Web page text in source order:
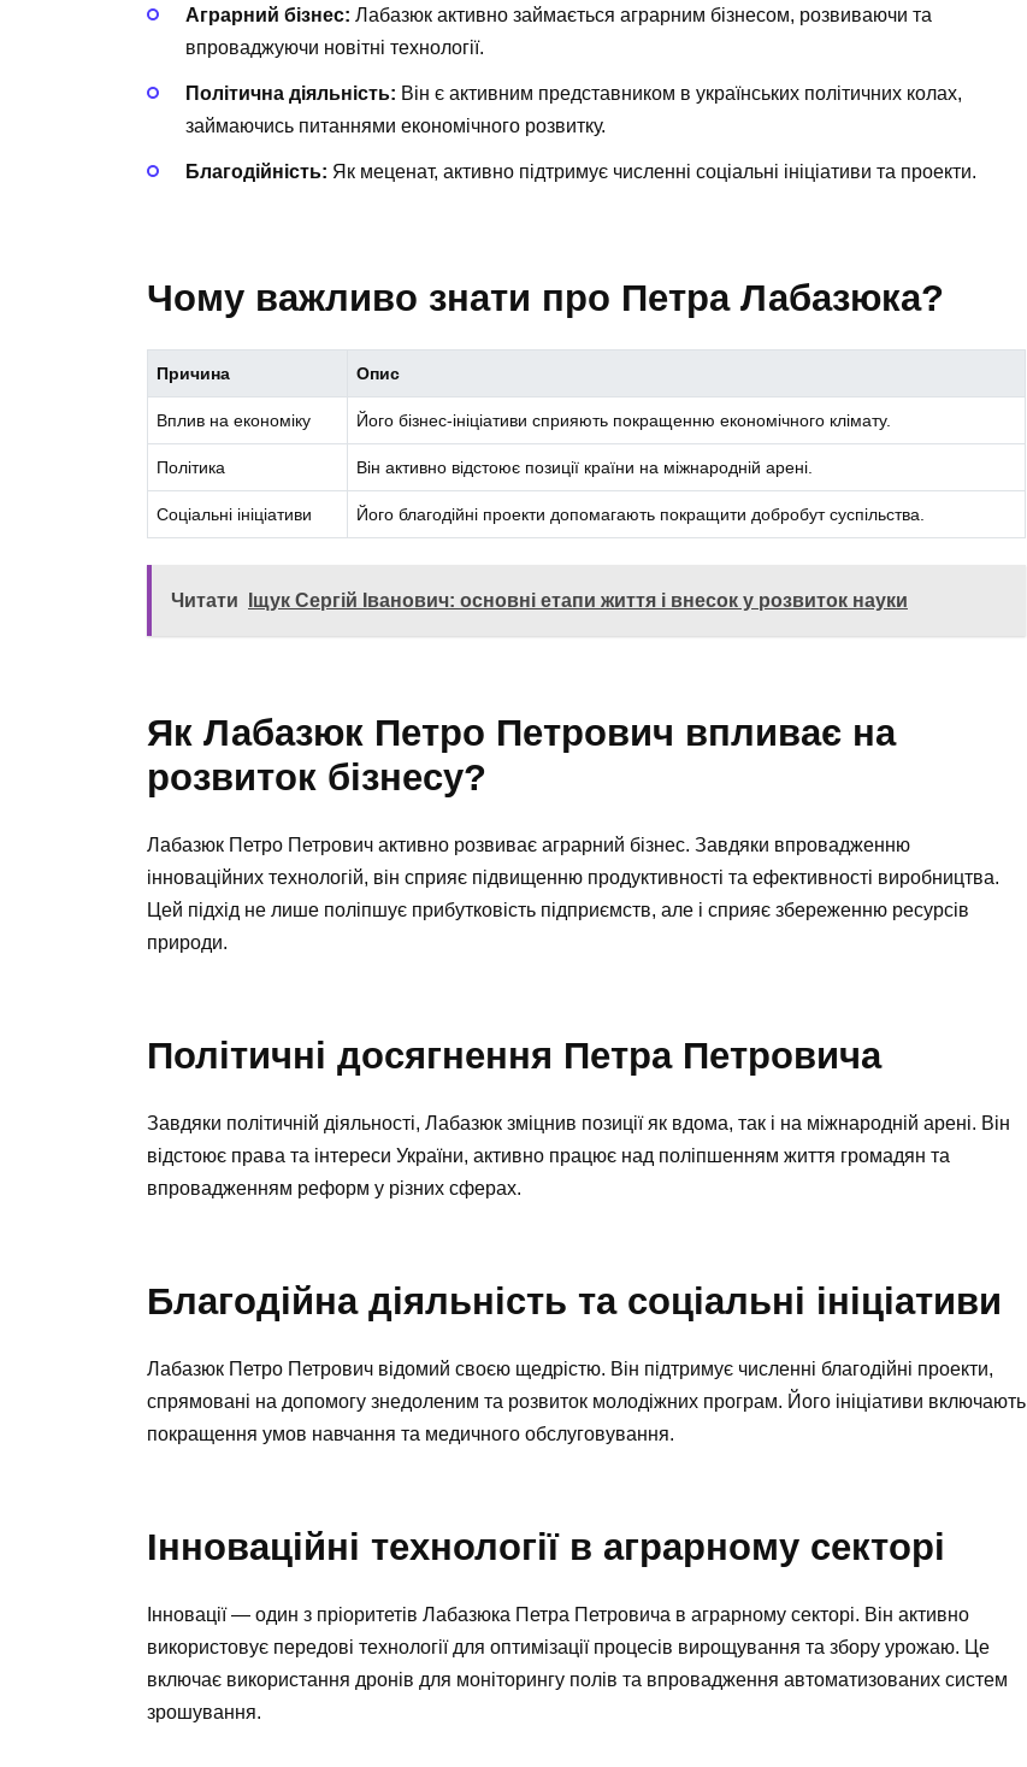
Аграрний бізнес: Лабазюк активно займається аграрним бізнесом, розвиваючи та
впроваджуючи новітні технології.
Політична діяльність: Він є активним представником в українських політичних колах,
займаючись питаннями економічного розвитку.
Благодійність: Як меценат, активно підтримує численні соціальні ініціативи та проекти.
Чому важливо знати про Петра Лабазюка?
Причина Опис
Вплив на економіку Його бізнес-ініціативи сприяють покращенню економічного клімату.
Політика Він активно відстоює позиції країни на міжнародній арені.
Соціальні ініціативи Його благодійні проекти допомагають покращити добробут суспільства.
Читати Іщук Сергій Іванович: основні етапи життя і внесок у розвиток науки
Як Лабазюк Петро Петрович впливає на
розвиток бізнесу?
Лабазюк Петро Петрович активно розвиває аграрний бізнес. Завдяки впровадженню
інноваційних технологій, він сприяє підвищенню продуктивності та ефективності виробництва.
Цей підхід не лише поліпшує прибутковість підприємств, але і сприяє збереженню ресурсів
природи.
Політичні досягнення Петра Петровича
Завдяки політичній діяльності, Лабазюк зміцнив позиції як вдома, так і на міжнародній арені. Він
відстоює права та інтереси України, активно працює над поліпшенням життя громадян та
впровадженням реформ у різних сферах.
Благодійна діяльність та соціальні ініціативи
Лабазюк Петро Петрович відомий своєю щедрістю. Він підтримує численні благодійні проекти,
спрямовані на допомогу знедоленим та розвиток молодіжних програм. Його ініціативи включають
покращення умов навчання та медичного обслуговування.
Інноваційні технології в аграрному секторі
Інновації — один з пріоритетів Лабазюка Петра Петровича в аграрному секторі. Він активно
використовує передові технології для оптимізації процесів вирощування та збору урожаю. Це
включає використання дронів для моніторингу полів та впровадження автоматизованих систем
зрошування.